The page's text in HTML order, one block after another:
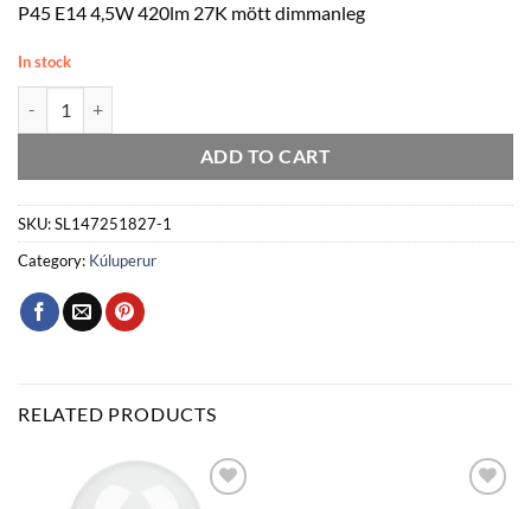
P45 E14 4,5W 420lm 27K mött dimmanleg
In stock
ADD TO CART
SKU:SL147251827-1
Category: Kúluperur
RELATED PRODUCTS